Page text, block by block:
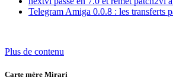
Telegram Amiga 0.0.8 : les transferts
Plus de contenu
Carte mère Mirari